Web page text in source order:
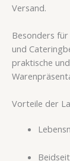
Versand.
Besonders
und
praktische
Vorteile der